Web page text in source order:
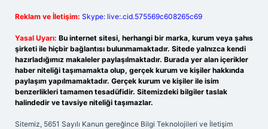
Reklam ve İletişim: Skype: live:.cid.575569c608265c69
Yasal Uyarı: Bu internet sitesi, herhangi bir marka, kurum veya şahıs
şirketi ile hiçbir bağlantısı bulunmamaktadır. Sitede yalnızca kendi
hazırladığımız makaleler paylaşılmaktadır. Burada yer alan içerikler
haber niteliği taşımamakta olup, gerçek kurum ve kişiler hakkında
paylaşım yapılmamaktadır. Gerçek kurum ve kişiler ile isim
benzerlikleri tamamen tesadüfidir. Sitemizdeki bilgiler taslak
halindedir ve tavsiye niteliği taşımazlar.
Sitemiz, 5651 Sayılı Kanun gereğince Bilgi Teknolojileri ve İletişim